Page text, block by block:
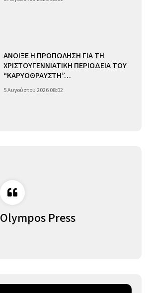
ΑΝΟΙΞΕ Η ΠΡΟΠΩΛΗΣΗ ΓΙΑ ΤΗ
ΧΡΙΣΤΟΥΓΕΝΝΙΑΤΙΚΗ ΠΕΡΙΟΔΕΙΑ ΤΟΥ
“ΚΑΡΥΟΘΡΑΥΣΤΗ”…
5 Αυγούστου 2026 08:02
Olympos Press